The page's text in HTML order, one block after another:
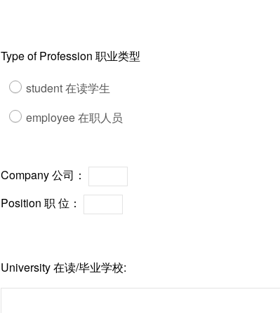
Type of Profession 职业类型
student 在读学生
employee 在职人员
Company 公司：
Position 职 位：
University 在读/毕业学校: